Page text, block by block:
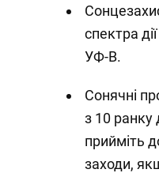
спектра
УФ-В.
Сонячні
з 10 ранку
прийміть
заходи,